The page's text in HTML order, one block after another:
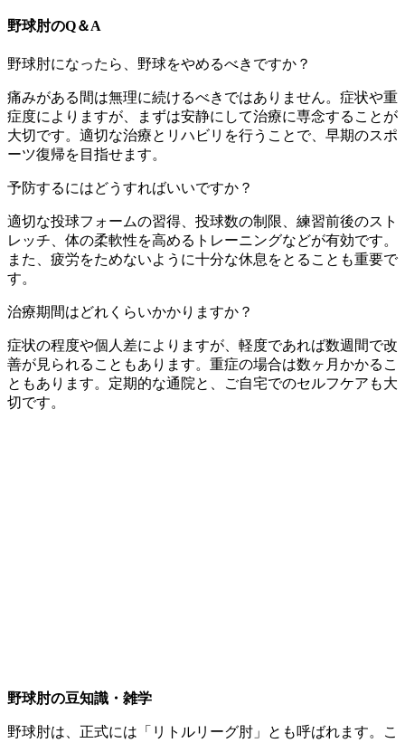
野球肘のQ＆A
野球肘になったら、野球をやめるべきですか？
痛みがある間は無理に続けるべきではありません。症状や重
症度によりますが、まずは安静にして治療に専念することが
大切です。適切な治療とリハビリを行うことで、早期のスポ
ーツ復帰を目指せます。
​予防するにはどうすればいいですか？
適切な投球フォームの習得、投球数の制限、練習前後のスト
レッチ、体の柔軟性を高めるトレーニングなどが有効です。
また、疲労をためないように十分な休息をとることも重要で
す。
​治療期間はどれくらいかかりますか？
症状の程度や個人差によりますが、軽度であれば数週間で改
善が見られることもあります。重症の場合は数ヶ月かかるこ
ともあります。定期的な通院と、ご自宅でのセルフケアも大
切です。
​野球肘の豆知識・雑学
​野球肘は、正式には「リトルリーグ肘」とも呼ばれます。こ